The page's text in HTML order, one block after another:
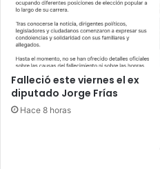
Falleció este viernes el ex
diputado Jorge Frías
Hace 8 horas